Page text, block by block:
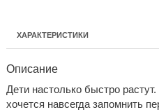
ХАРАКТЕРИСТИКИ
Описание
Дети настолько быстро
хочется навсегда запомнить